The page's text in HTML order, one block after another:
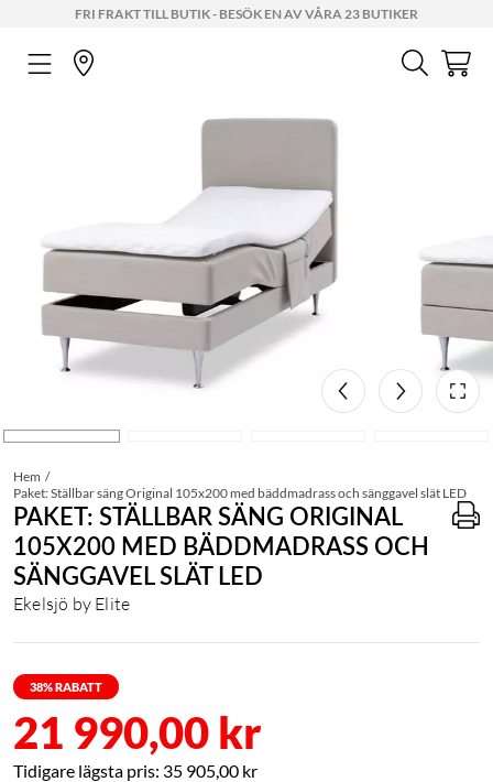
FRI FRAKT TILL BUTIK - BESÖK EN AV VÅRA 23 BUTIKER
Hem
Paket: Ställbar säng Original 105x200 med bäddmadrass och sänggavel slät LED
PAKET: STÄLLBAR SÄNG ORIGINAL
105X200 MED BÄDDMADRASS OCH
SÄNGGAVEL SLÄT LED
Ekelsjö by Elite
38% RABATT
21 990,00 kr
35 905,00 kr